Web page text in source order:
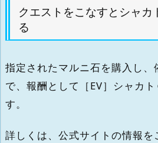
クエストをこなすとシャカ
る
指定されたマルニ石を購入し、
で、報酬として［EV］シャカ
す。
詳しくは、公式サイトの情報を